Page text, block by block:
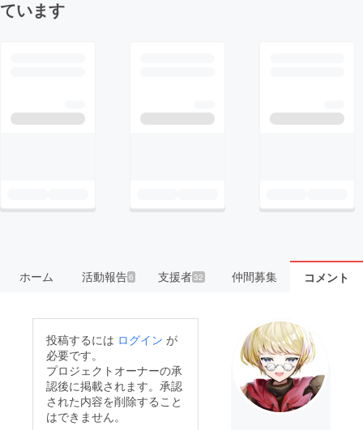
ています
ホーム 活動報告6 支援者32 仲間募集 コメント
投稿するには ログイン が
必要です。
プロジェクトオーナーの承
認後に掲載されます。承認
された内容を削除すること
はできません。